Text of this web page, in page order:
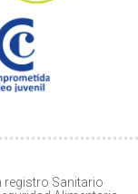
registro Sanitario